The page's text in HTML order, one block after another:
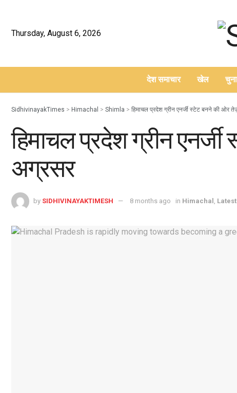
Thursday, August 6, 2026
देश समाचार खेल
SidhivinayakTimes > Himachal > Shimla > हिमाचल प्रदेश ग्रीन एनर्जी स्टेट बनने की ओर
हिमाचल प्रदेश ग्रीन
अग्रसर
by SIDHIVINAYAKTIMESH 8 months ago in Himachal ,